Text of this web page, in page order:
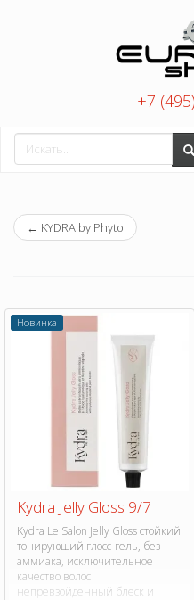
+7
← KYDRA by Phyto
Новинка
Kydra Jelly Gloss 9/7
Kydra Le Salon Jelly Gloss стойкий
тонирующий глосс-гель, без
аммиака, исключительное
качество волос
непревзойденный блеск и